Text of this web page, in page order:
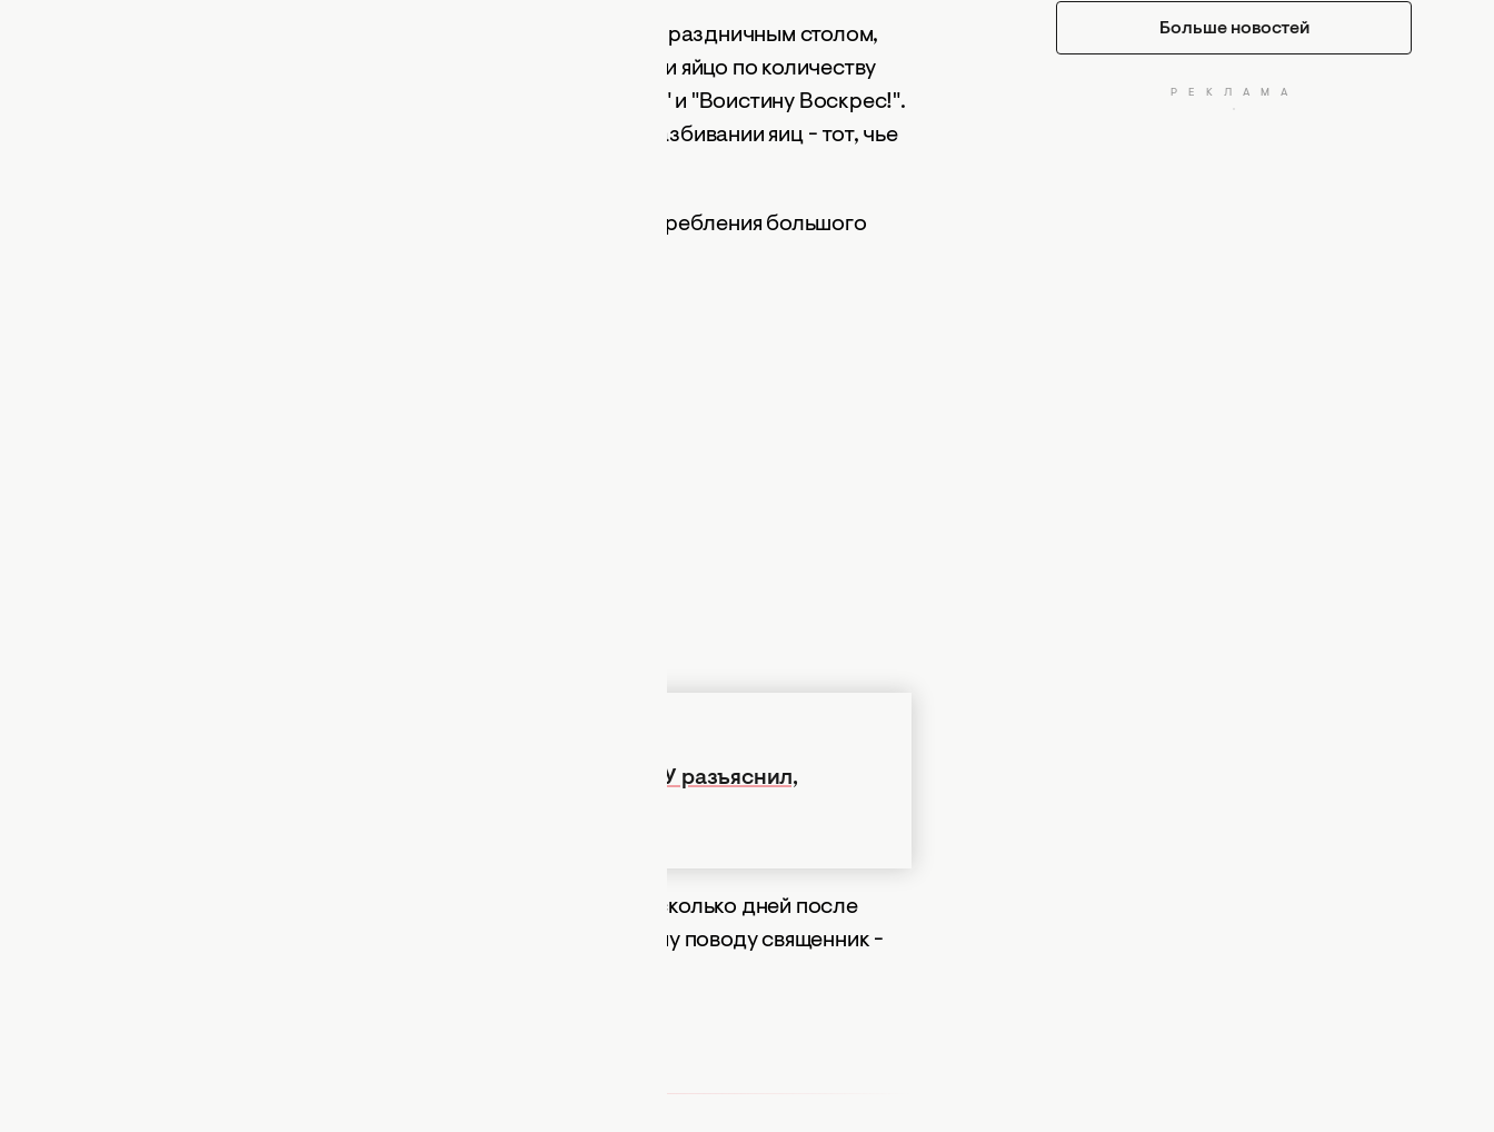
Помните, что перед тем как начать трапезу дома за праздничным столом,
нужно прочитать молитву. Затем разделите пасочку и яйцо по количеству
людей. Поздоровайтесь словами "Христос Воскрес!" и "Воистину Воскрес!".
А уже потом можете переходить к соревнованию в разбивании яиц - тот, чье
Очень важно в этот день избегать переедания и употребления большого
Святить только верхушку паски: священник ПЦУ разъяснил,
Также в другом нашем материале мы писали, через сколько дней после
Пасхи можно работать на земле. Что говорит по этому поводу священник -
Больше новостей